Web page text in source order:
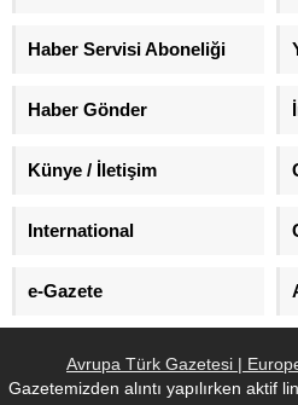
Haber Servisi Aboneliği
Haber Gönder
Künye / İletişim
International
e-Gazete
Avrupa Türk Gazetesi |
Gazetemizden alıntı yapılırken aktif